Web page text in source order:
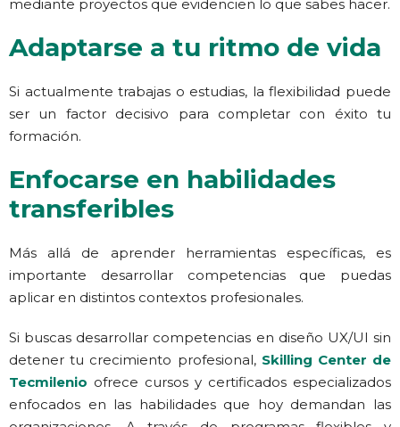
mediante proyectos que evidencien lo que sabes hacer.
Adaptarse a tu ritmo de vida
Si actualmente trabajas o estudias, la flexibilidad puede
ser un factor decisivo para completar con éxito tu
formación.
Enfocarse en habilidades
transferibles
Más allá de aprender herramientas específicas, es
importante desarrollar competencias que puedas
aplicar en distintos contextos profesionales.
Si buscas desarrollar competencias en diseño UX/UI sin
detener tu crecimiento profesional, Skilling Center de
Tecmilenio ofrece cursos y certificados especializados
enfocados en las habilidades que hoy demandan las